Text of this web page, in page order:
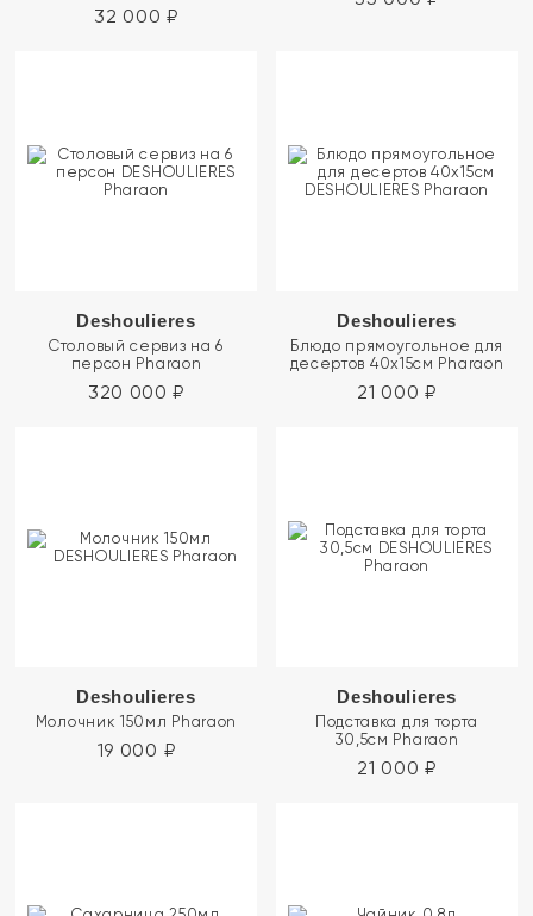
32 000 ₽
Deshoulieres
Столовый сервиз на 6
персон Pharaon
320 000 ₽
Deshoulieres
Блюдо прямоугольное для
десертов 40х15см Pharaon
21 000 ₽
Deshoulieres
Молочник 150мл Pharaon
19 000 ₽
Deshoulieres
Подставка для торта
30,5см Pharaon
21 000 ₽